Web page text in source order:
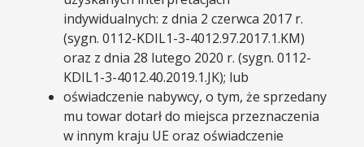
indywidualnych: z dnia 2 czerwca 2017 r.
(sygn. 0112-KDIL1-3-4012.97.2017.1.KM)
oraz z dnia 28 lutego 2020 r. (sygn. 0112-
KDIL1-3-4012.40.2019.1.JK); lub
oświadczenie nabywcy, o tym, że sprzedany
mu towar dotarł do miejsca przeznaczenia
w innym kraju UE oraz oświadczenie